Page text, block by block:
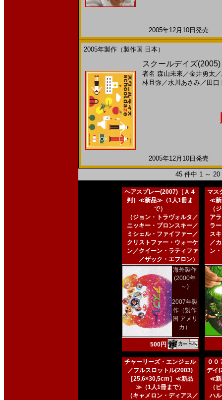
2005年12月10日発売
2005年製作（製作国 日本）
スクールデイズ
者名 森山未來 ／金井勇太 ／
林且弥／水川あさみ／ 田口
2005年12月10日発売
45 件中 1 ～
ヘアスプレー(2007)［Ａ４
判］≪新品≫（1人1冊ま
で）
（ジョン・トラヴォルタ／
ニッキー・ブロンスキー／
ミシェル・ファイファー／
クリストファー・ウォーケ
ン／クイーン・ラティファ
／ザック・エフロン）
海外製作
(2000年
～)
2007年製
作（製作
国 アメリ
カ）
500円
マス
≪新
（
ア
ラ
ス
／
ン
チャーリーズ・エンジェル
／フルスロットル(2003)
［25,6×30,5cm］≪新品
≫（1人1冊まで）
（キャメロン・ディアス／
００
デイ
≪新
（
ハ